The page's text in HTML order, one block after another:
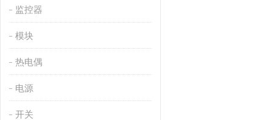
监控器
模块
热电偶
电源
开关